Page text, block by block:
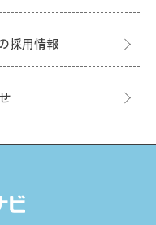
採用情報